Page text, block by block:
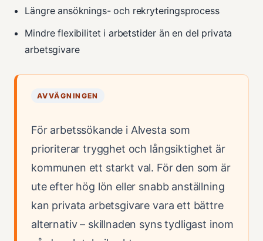
Längre ansöknings- och rekryteringsprocess
Mindre flexibilitet i arbetstider än en del privata
arbetsgivare
AVVÄGNINGEN
För arbetssökande i Alvesta som
prioriterar trygghet och långsiktighet är
kommunen ett starkt val. För den som är
ute efter hög lön eller snabb anställning
kan privata arbetsgivare vara ett bättre
alternativ – skillnaden syns tydligast inom